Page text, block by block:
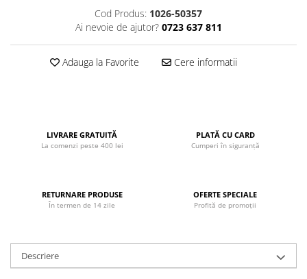
MemoRace
Pilsan
Play Doh
Cod Produs: 1026-50357
Ai nevoie de ajutor? 0723 637 811
Adauga la Favorite Cere informatii
LIVRARE GRATUITĂ
La comenzi peste 400 lei
PLATĂ CU CARD
Cumperi în siguranță
RETURNARE PRODUSE
În termen de 14 zile
OFERTE SPECIALE
Profită de promoții
Descriere